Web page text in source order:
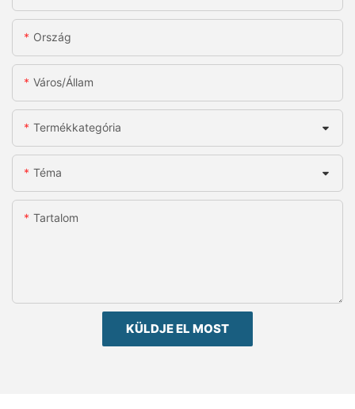
Ország
Város/állam
Termékkategória
Téma
Tartalom
KÜLDJE EL MOST